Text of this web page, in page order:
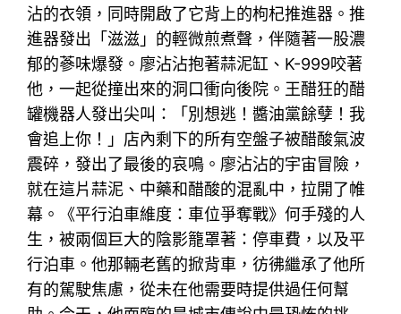
沾的衣領，同時開啟了它背上的枸杞推進器。推
進器發出「滋滋」的輕微煎煮聲，伴隨著一股濃
郁的蔘味爆發。廖沾沾抱著蒜泥缸、K-999咬著
他，一起從撞出來的洞口衝向後院。王醋狂的醋
罐機器人發出尖叫：「別想逃！醬油黨餘孽！我
會追上你！」店內剩下的所有空盤子被醋酸氣波
震碎，發出了最後的哀鳴。廖沾沾的宇宙冒險，
就在這片蒜泥、中藥和醋酸的混亂中，拉開了帷
幕。《平行泊車維度：車位爭奪戰》何手殘的人
生，被兩個巨大的陰影籠罩著：停車費，以及平
行泊車。他那輛老舊的掀背車，彷彿繼承了他所
有的駕駛焦慮，從未在他需要時提供過任何幫